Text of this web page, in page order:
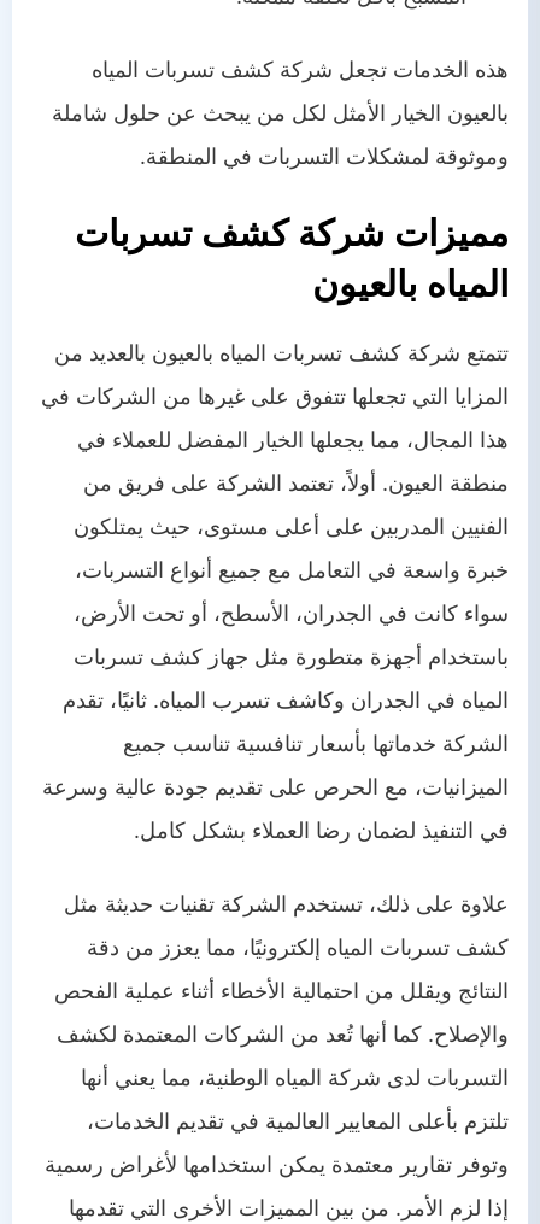
هذه الخدمات تجعل شركة كشف تسربات المياه
بالعيون الخيار الأمثل لكل من يبحث عن حلول شاملة
وموثوقة لمشكلات التسربات في المنطقة.
مميزات شركة كشف تسربات
المياه بالعيون
تتمتع شركة كشف تسربات المياه بالعيون بالعديد من
المزايا التي تجعلها تتفوق على غيرها من الشركات في
هذا المجال، مما يجعلها الخيار المفضل للعملاء في
منطقة العيون. أولاً، تعتمد الشركة على فريق من
الفنيين المدربين على أعلى مستوى، حيث يمتلكون
خبرة واسعة في التعامل مع جميع أنواع التسربات،
سواء كانت في الجدران، الأسطح، أو تحت الأرض،
باستخدام أجهزة متطورة مثل جهاز كشف تسربات
المياه في الجدران وكاشف تسرب المياه. ثانيًا، تقدم
الشركة خدماتها بأسعار تنافسية تناسب جميع
الميزانيات، مع الحرص على تقديم جودة عالية وسرعة
في التنفيذ لضمان رضا العملاء بشكل كامل.
علاوة على ذلك، تستخدم الشركة تقنيات حديثة مثل
كشف تسربات المياه إلكترونيًا، مما يعزز من دقة
النتائج ويقلل من احتمالية الأخطاء أثناء عملية الفحص
والإصلاح. كما أنها تُعد من الشركات المعتمدة لكشف
التسربات لدى شركة المياه الوطنية، مما يعني أنها
تلتزم بأعلى المعايير العالمية في تقديم الخدمات،
وتوفر تقارير معتمدة يمكن استخدامها لأغراض رسمية
إذا لزم الأمر. من بين المميزات الأخرى التي تقدمها